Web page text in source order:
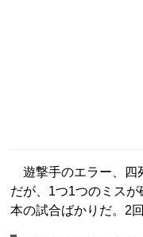
遊撃手のエラー、四
だが、1つ1つのミス
本の試合ばかりだ。2